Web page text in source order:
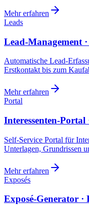
Mehr erfahren
Leads
Lead-Management
Automatische Lead-
Erstkontakt bis zum
Mehr erfahren
Portal
Interessenten-Portal
Self-Service Portal für
Unterlagen, Grundrissen
Mehr erfahren
Exposés
Exposé-Generator